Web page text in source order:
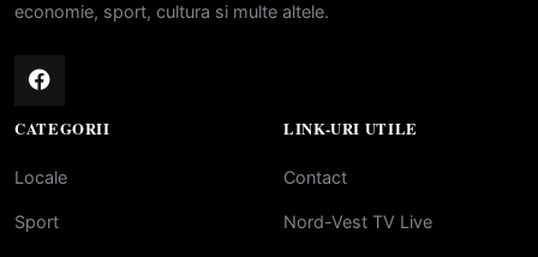
economie, sport, cultura si multe altele.
CATEGORII
Locale
Sport
LINK-URI UTILE
Contact
Nord-Vest TV Live